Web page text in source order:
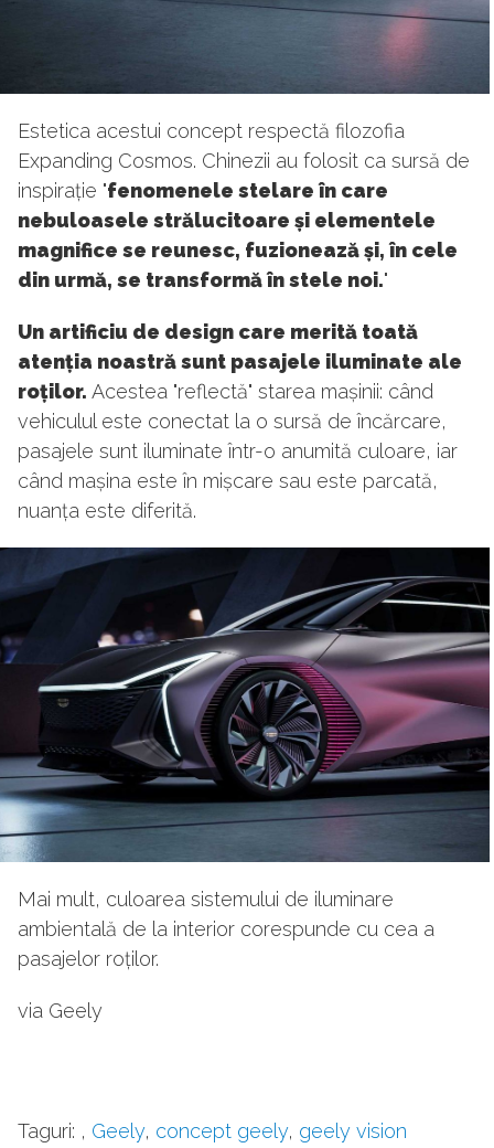
Estetica acestui concept respectă filozofia
Expanding Cosmos. Chinezii au folosit ca sursă de
inspirație "fenomenele stelare în care
nebuloasele strălucitoare și elementele
magnifice se reunesc, fuzionează și, în cele
din urmă, se transformă în stele noi."
Un artificiu de design care merită toată
atenția noastră sunt pasajele iluminate ale
roților. Acestea "reflectă" starea mașinii: când
vehiculul este conectat la o sursă de încărcare,
pasajele sunt iluminate într-o anumită culoare, iar
când mașina este în mișcare sau este parcată,
nuanța este diferită.
Mai mult, culoarea sistemului de iluminare
ambientală de la interior corespunde cu cea a
pasajelor roților.
via Geely
Taguri: , Geely, concept geely, geely vision